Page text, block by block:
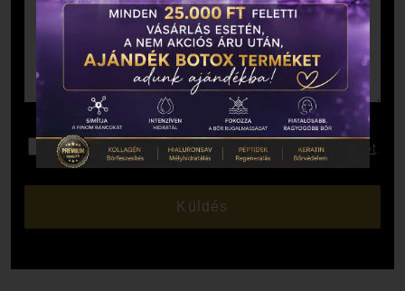
Elolvastam és elfogadom az Adatkezelési Tájékoztatót